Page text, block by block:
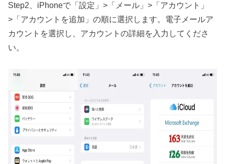
Step2、iPhoneで「設定」>「メール」>「アカウント」
>「アカウントを追加」の順に選択します。電子メールア
カウントを選択し、アカウントの詳細を入力してくださ
い。